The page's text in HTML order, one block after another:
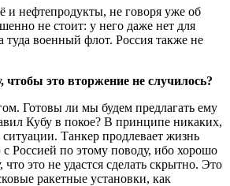
и нефтепродукты, не говоря уже об
не стоит: у него даже нет для
туда военный флот. Россия также не
это вторжение не случилось?
Готовы ли мы будем предлагать ему
Кубу в покое? В принципе никаких,
Танкер продлевает жизнь
Россией по этому поводу, ибо хорошо
это не удастся сделать скрытно. Это
ракетные установки, как